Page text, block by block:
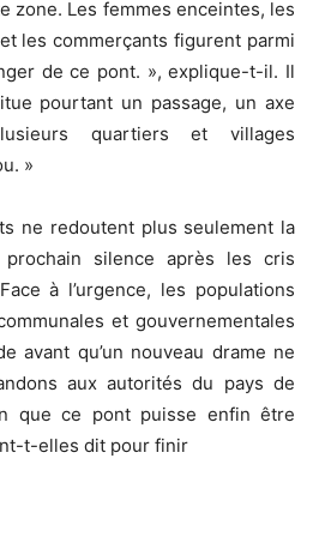
zone. Les femmes enceintes, les
les commerçants figurent parmi
de ce pont. », explique-t-il. Il
pourtant un passage, un axe
quartiers et villages
»
ne redoutent plus seulement la
silence après les cris
à l’urgence, les populations
et gouvernementales
avant qu’un nouveau drame ne
aux autorités du pays de
que ce pont puisse enfin être
t-elles dit pour finir